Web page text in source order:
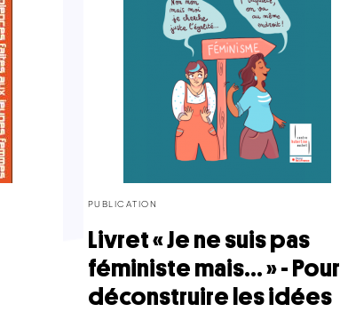
PUBLICATION
Livret « Je ne suis pas
féministe mais... » - Pour
déconstruire les idées